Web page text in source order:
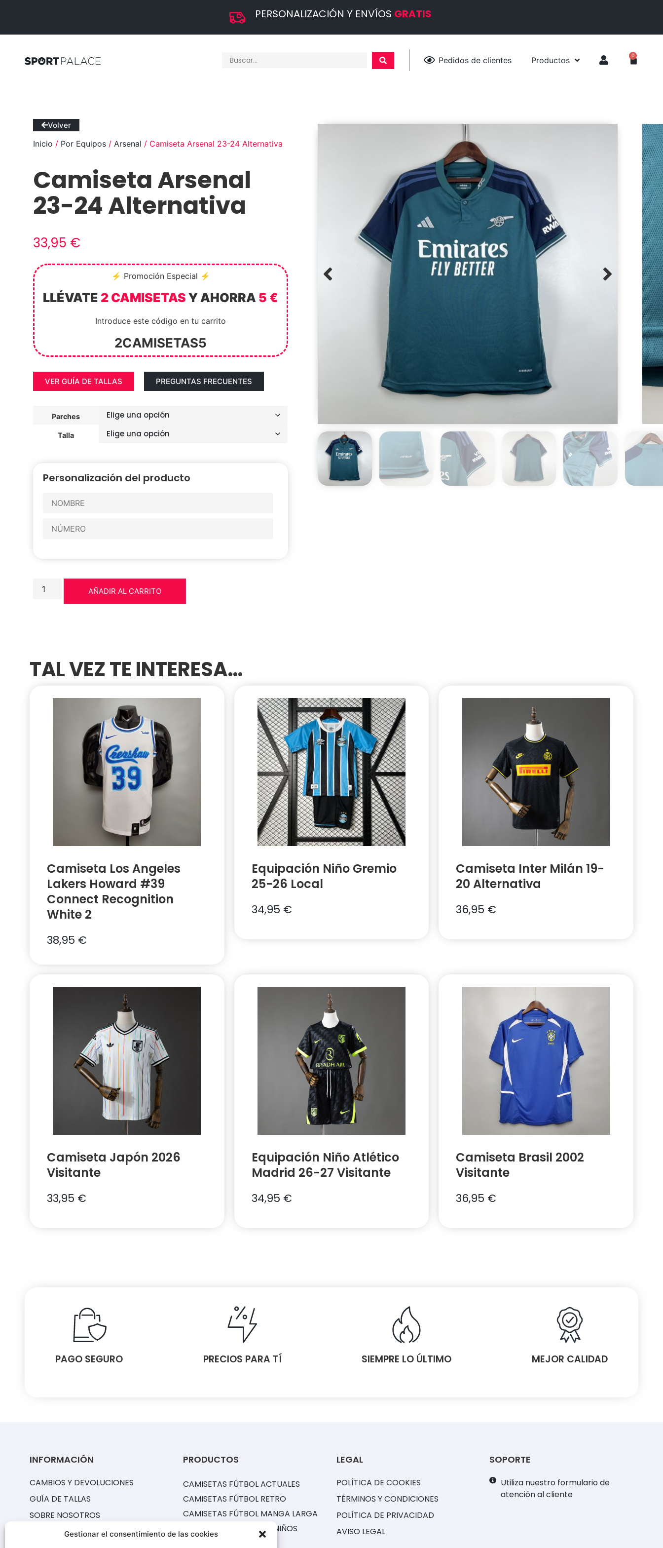
Gestionar el consentimiento de las cookies
PERSONALIZACIÓN Y ENVÍOS GRATIS
Pedidos de clientes Productos 0
Volver
Inicio / Por Equipos /Arsenal / Camiseta Arsenal 23-24 Alternativa
Camiseta Arsenal
23-24 Alternativa
33,95 €
⚡ Promoción Especial ⚡
LLÉVATE 2 CAMISETAS Y AHORRA 5 €
Introduce este código en tu carrito
2CAMISETAS5
VER GUÍA DE TALLAS PREGUNTAS FRECUENTES
Parches
Talla
Personalización del producto
AÑADIR AL CARRITO
TAL VEZ TE INTERESA…
Camiseta Los Angeles
Lakers Howard #39
Connect Recognition
White 2
38,95 €
Equipación Niño Gremio
25-26 Local
34,95 €
Camiseta Inter Milán 19-
20 Alternativa
36,95 €
Camiseta Japón 2026
Visitante
33,95 €
Equipación Niño Atlético
Madrid 26-27 Visitante
34,95 €
Camiseta Brasil 2002
Visitante
36,95 €
PAGO SEGURO PRECIOS PARA TÍ SIEMPRE LO ÚLTIMO MEJOR CALIDAD
INFORMACIÓN
CAMBIOS Y DEVOLUCIONES
GUÍA DE TALLAS
SOBRE NOSOTROS
PREGUNTAS FRECUENTES
PRODUCTOS
CAMISETAS FÚTBOL ACTUALES
CAMISETAS FÚTBOL RETRO
CAMISETAS FÚTBOL MANGA LARGA
EQUIPACIONES FÚTBOL NIÑOS
LEGAL
POLÍTICA DE COOKIES
TÉRMINOS Y CONDICIONES
POLÍTICA DE PRIVACIDAD
AVISO LEGAL
SOPORTE
Utiliza nuestro formulario de
atención al cliente